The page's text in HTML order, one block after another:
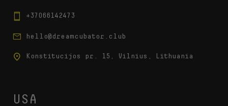
+37066142473
hello@dreamcubator.club
Konstitucijos pr. 15, Vilnius, Lithuania
USA